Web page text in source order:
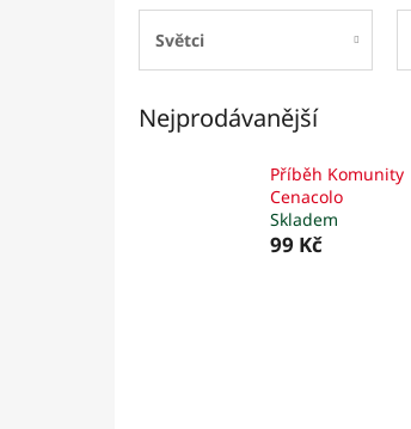
Světci
Nejprodávanější
Příběh Komunity
Cenacolo
Skladem
99 Kč